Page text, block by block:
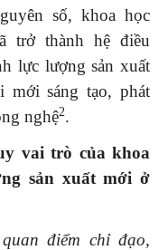
số, khoa học
trở thành hệ điều
lực lượng sản xuất
sáng tạo, phát
nghệ2.
vai trò của khoa
sản xuất mới ở
điểm chỉ đạo,